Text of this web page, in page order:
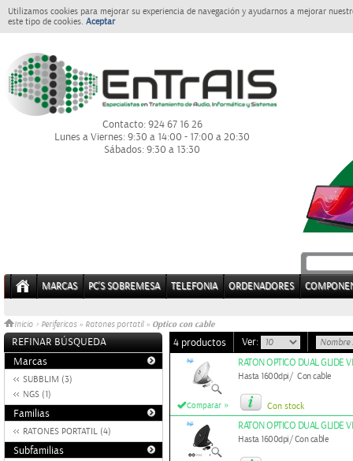
Utilizamos cookies para mejorar su experiencia de navegación y ayudarnos a mejorar
este tipo de cookies. Aceptar
Contacto: 924 67 16 26
Lunes a Viernes: 9:30 a 14:00 - 17:00 a 20:30
Sábados: 9:30 a 13:30
MARCAS PC'S SOBREMESA TELEFONIA ORDENADORES
Inicio > Perifericos » Ratones portatil» Optico con cable
REFINAR BÚSQUEDA
Marcas
SUBBLIM (3)
NGS (1)
Familias
RATONES PORTATIL (4)
Subfamilias
4 productos Ver:
Comparar »
RATON OPTICO DUAL GLIDE
Hasta 1600dpi/ Con cable
Con stock
RATON OPTICO DUAL GLIDE
Hasta 1600dpi/ Con cable